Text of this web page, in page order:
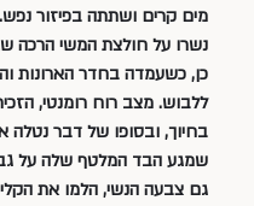
מים קרים ושתתה בפיזור
נשרו על חולצת המשי הרכה
כן, כשעמדה בחדר הארונות
ללבוש. מצב רוח רומנטי,
בחיוך, ובסופו של דבר נטלה
שמגע הבד המלטף שלה על
גם צבעה הנשי, הלמו את